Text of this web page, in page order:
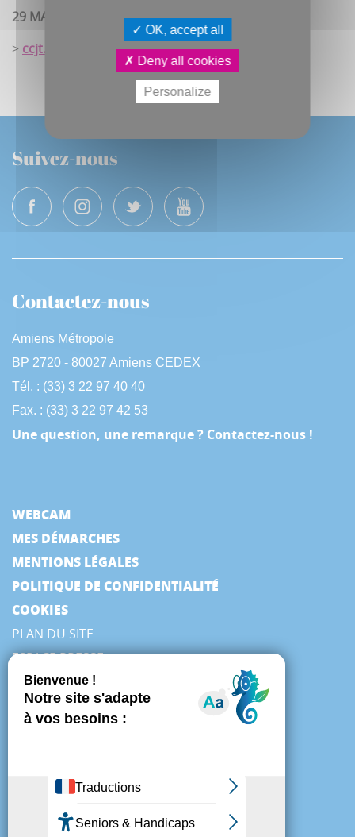
29 MAI|19H30|30 MAI|20H30|
> ccjt.fr – 03 22 46 01 14
Suivez-nous
Contactez-nous
Amiens Métropole
BP 2720 - 80027 Amiens CEDEX
Tél. : (33) 3 22 97 40 40
Fax. : (33) 3 22 97 42 53
Une question, une remarque ? Contactez-nous !
WEBCAM
MES DÉMARCHES
MENTIONS LÉGALES
POLITIQUE DE CONFIDENTIALITÉ
COOKIES
PLAN DU SITE
ESPACE PRESSE
OK, accept all
Deny all cookies
Personalize